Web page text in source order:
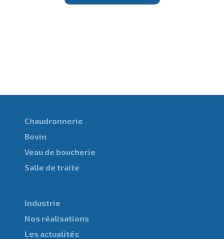
Chaudronnerie
Bovin
Veau de boucherie
Salle de traite
Industrie
Nos réalisations
Les actualités